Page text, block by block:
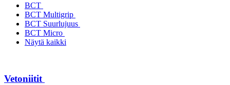
BCT
BCT Multigrip
BCT Suurlujuus
BCT Micro
Näytä kaikki
Vetoniitit